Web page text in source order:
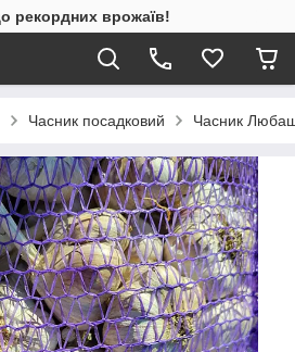
рекордних врожаїв!
Часник посадковий Часник